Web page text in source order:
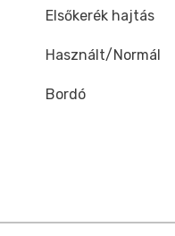
Elsőkerék hajtás
Használt/Normál
Bordó